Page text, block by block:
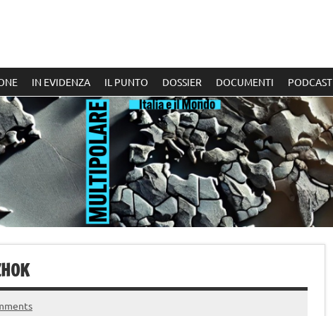
IN EVIDENZA IL PUNTO DOSSIER DOCUMENTI PODCAST